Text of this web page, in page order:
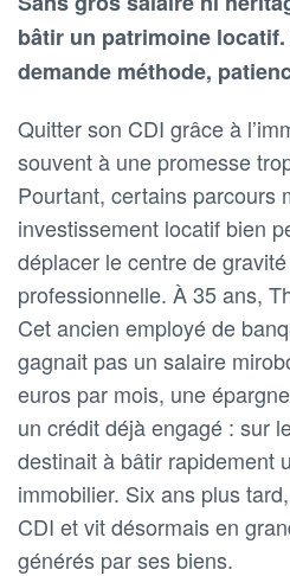
bâtir un patrimoine
demande méthode,
Quitter son CDI grâce à
souvent à une promesse
Pourtant, certains parcours
investissement locatif bien
déplacer le centre de gravité
professionnelle. À 35 ans,
Cet ancien employé de
gagnait pas un salaire
euros par mois, une
un crédit déjà engagé : sur
destinait à bâtir rapidement
immobilier. Six ans plus
CDI et vit désormais en
générés par ses biens.